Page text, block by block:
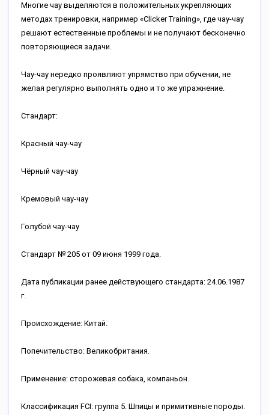
Многие чау выделяются в положительных укрепляющих
методах тренировки, например «Clicker Training», где чау-чау
решают естественные проблемы и не получают бесконечно
повторяющиеся задачи.
Чау-чау нередко проявляют упрямство при обучении, не
желая регулярно выполнять одно и то же упражнение.
Стандарт:
Красный чау-чау
Чёрный чау-чау
Кремовый чау-чау
Голубой чау-чау
Стандарт № 205 от 09 июня 1999 года.
Дата публикации ранее действующего стандарта: 24.06.1987
г.
Происхождение: Китай.
Попечительство: Великобритания.
Применение: сторожевая собака, компаньон.
Классификация FCI: группа 5. Шпицы и примитивные породы.